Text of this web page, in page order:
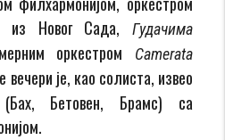
из Новог Сада,
Гудачима
оркестром
Camerata
вечери је, као солиста, извео
Бетовен, Брамс) са